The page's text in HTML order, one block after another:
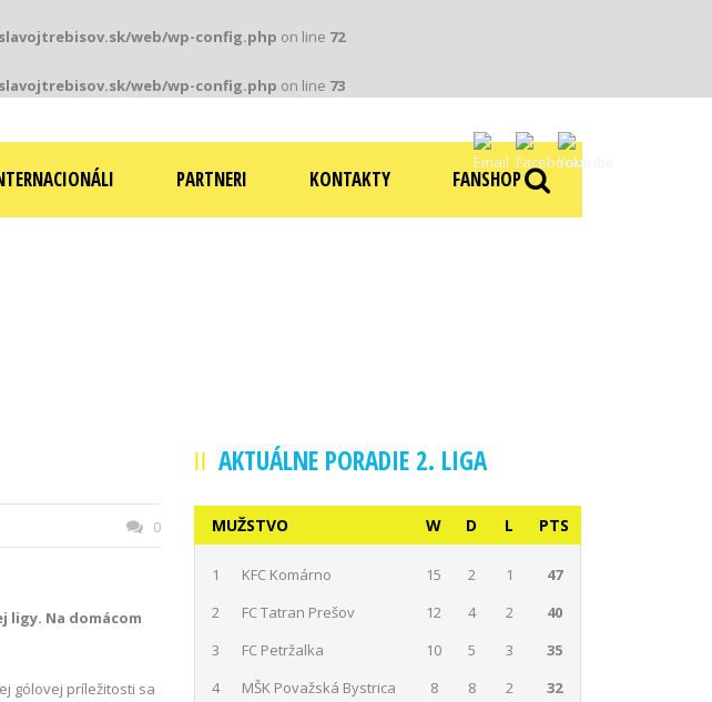
slavojtrebisov.sk/web/wp-config.php on line 72
slavojtrebisov.sk/web/wp-config.php on line 73
PARTNERI KONTAKTY FANSHOP
0
ligy. Na domácom
gólovej príležitosti sa
AKTUÁLNE PORADIE 2. LIGA
MUŽSTVO W D L PTS
1 KFC Komárno 15 2 1
47
2
FC Tatran Prešov 12 4 2
40
3
FC Petržalka 10 5 3
35
4
MŠK Považská Bystrica 8 8 2
32